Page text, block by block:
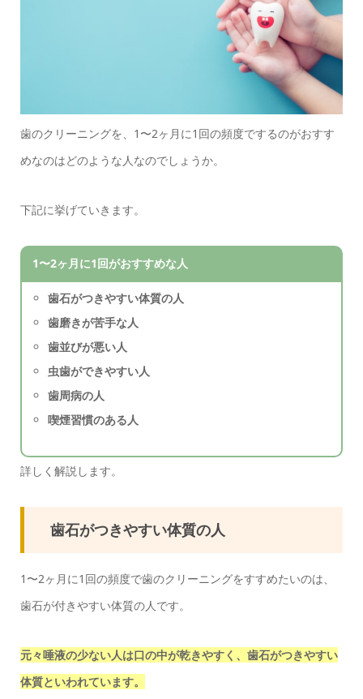
歯のクリーニングを、1〜2ヶ月に1回の頻度でするのがおすす
めなのはどのような人なのでしょうか。
下記に挙げていきます。
1〜2ヶ月に1回がおすすめな人
歯石がつきやすい体質の人
歯磨きが苦手な人
歯並びが悪い人
虫歯ができやすい人
歯周病の人
喫煙習慣のある人
詳しく解説します。
歯石がつきやすい体質の人
1〜2ヶ月に1回の頻度で歯のクリーニングをすすめたいのは、
歯石が付きやすい体質の人です。
元々唾液の少ない人は口の中が乾きやすく、歯石がつきやすい
体質といわれています。